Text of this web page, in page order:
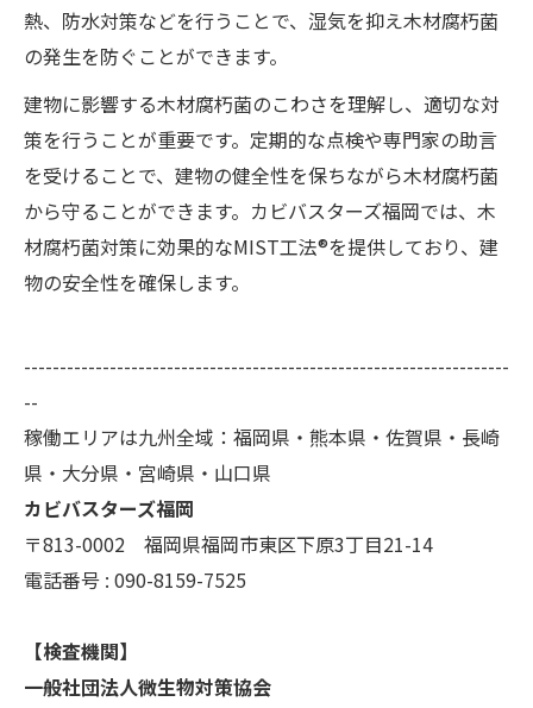
熱、防水対策などを行うことで、湿気を抑え木材腐朽菌
の発生を防ぐことができます。
建物に影響する木材腐朽菌のこわさを理解し、適切な対
策を行うことが重要です。定期的な点検や専門家の助言
を受けることで、建物の健全性を保ちながら木材腐朽菌
から守ることができます。カビバスターズ福岡では、木
材腐朽菌対策に効果的なMIST工法®を提供しており、建
物の安全性を確保します。
--------------------------------------------------------------------
--
稼働エリアは九州全域：福岡県・熊本県・佐賀県・長崎
県・大分県・宮崎県・山口県
カビバスターズ福岡
〒813-0002 福岡県福岡市東区下原3丁目21-14
電話番号 : 090-8159-7525
【検査機関】
一般社団法人微生物対策協会